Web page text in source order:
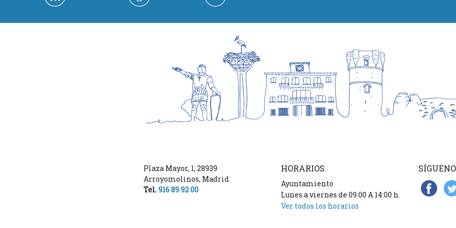
Plaza Mayor, 1, 28939
Arroyomolinos, Madrid
Tel.916 89 92 00
HORARIOS
Ayuntamiento
Lunes a viernes de 09:00 A 14:00 h.
Ver todos los horarios